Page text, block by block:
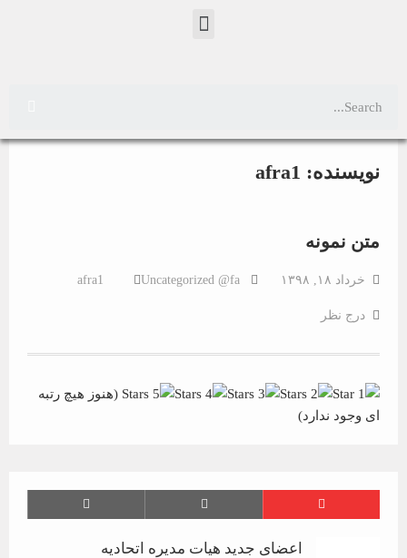
نویسنده: afra1
متن نمونه
خرداد ۱۸, ۱۳۹۸ afra1 Uncategorized @fa
درج نظر
(هنوز هیچ رتبه
ای وجود ندارد)
اعضای جدید هیات مدیره اتحادیه